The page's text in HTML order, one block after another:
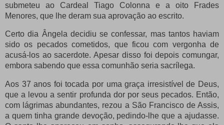
submeteu ao Cardeal Tiago Colonna e a oito Frades
Menores, que lhe deram sua aprovação ao escrito.
Certo dia Ângela decidiu se confessar, mas tantos haviam
sido os pecados cometidos, que ficou com vergonha de
acusá-los ao sacerdote. Apesar disso foi depois comungar,
embora sabendo que essa comunhão seria sacrílega.
Aos 37 anos foi tocada por uma graça irresistível de Deus,
que a levou a sentir profunda dor por seus pecados. Então,
com lágrimas abundantes, rezou a São Francisco de Assis,
a quem tinha grande devoção, pedindo-lhe que a ajudasse.